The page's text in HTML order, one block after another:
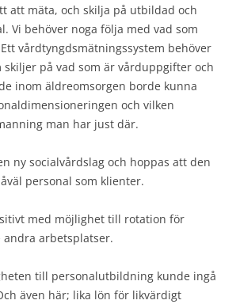
att mäta, och skilja på utbildad och
Vi behöver noga följa med vad som
vårdtyngdsmätningssystem behöver
skiljer på vad som är vårduppgifter och
inom äldreomsorgen borde kunna
och vilken
man har just där.
ny socialvårdslag och hoppas att den
personal som klienter.
med möjlighet till rotation för
andra arbetsplatser.
till personalutbildning kunde ingå
även här; lika lön för likvärdigt